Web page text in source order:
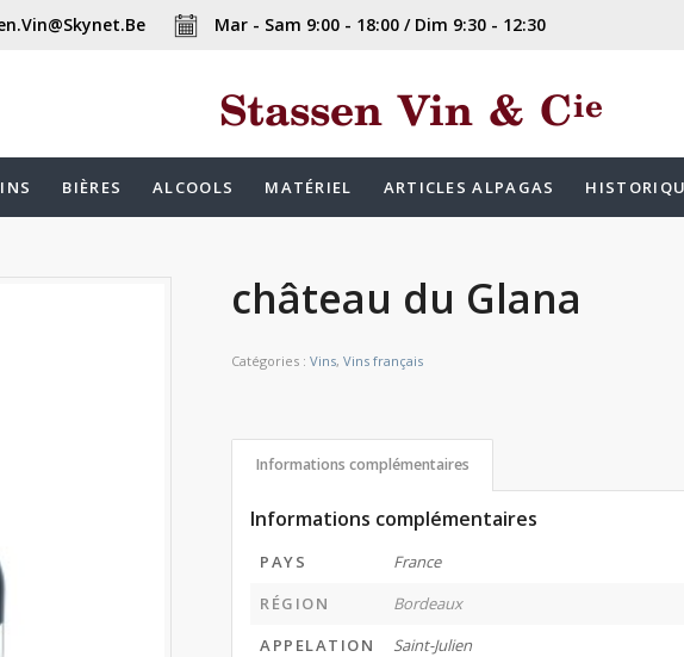
Mar - Sam 9:00 - 18:00 / Dim 9:30 - 12:30
BIÈRES ALCOOLS MATÉRIEL ARTICLES ALPAGAS
château du Glana
Catégories :Vins,Vins français
Informations complémentaires
Informations complémentaires
PAYS
France
RÉGION
Bordeaux
APPELATION
Saint-Julien